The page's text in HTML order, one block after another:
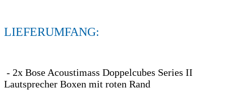
LIEFERUMFANG:
- 2x Bose Acoustimass Doppelcubes Series II
Lautsprecher Boxen mit roten Rand